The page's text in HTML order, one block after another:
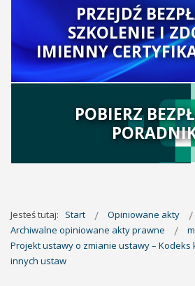
PRZEJDŹ
SZKOLENIE I
IMIENNY
POBIERZ
Jesteś tutaj: Start
Opiniowane akty
Archiwalne opiniowane akty prawne
Projekt ustawy o zmianie ustawy –
innych ustaw